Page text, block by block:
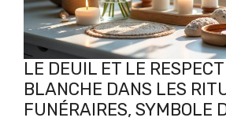
LE DEUIL ET LE
BLANCHE DANS LES
FUNÉRAIRES, SYMBOLE